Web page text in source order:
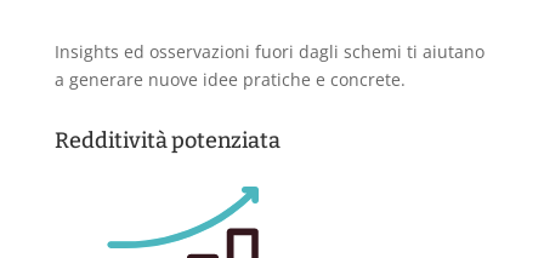
Insights ed osservazioni fuori dagli schemi ti aiutano
a generare nuove idee pratiche e concrete.
Redditività potenziata